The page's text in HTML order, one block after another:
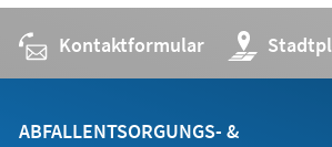
Tab)
Kontaktformular (Öffnet
in
einem
Tab)
ABFALLENTSORGUNGS- &